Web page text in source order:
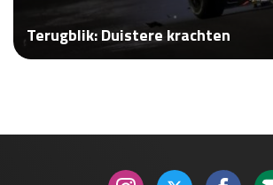
Terugblik: Duistere krachten